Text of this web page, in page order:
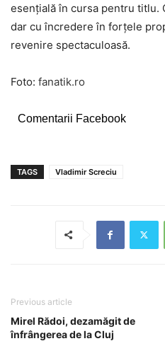
esențială în cursa pentru titlu.
dar cu încredere în forțele
revenire spectaculoasă.
Foto: fanatik.ro
Comentarii Facebook
TAGS Vladimir Screciu
Previous article
Mirel Rădoi, dezamăgit de
înfrângerea de la Cluj